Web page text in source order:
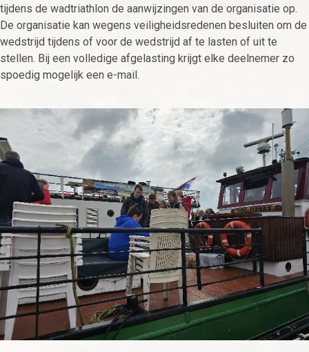
tijdens de wadtriathlon de aanwijzingen van de organisatie op.
De organisatie kan wegens veiligheidsredenen besluiten om de
wedstrijd tijdens of voor de wedstrijd af te lasten of uit te
stellen. Bij een volledige afgelasting krijgt elke deelnemer zo
spoedig mogelijk een e-mail.